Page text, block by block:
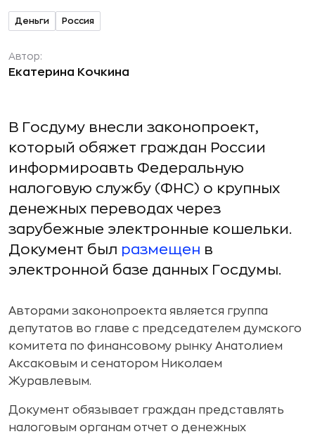
Деньги Россия
Автор:
Екатерина Кочкина
В Госдуму внесли законопроект,
который обяжет граждан России
информироавть Федеральную
налоговую службу (ФНС) о крупных
денежных переводах через
зарубежные электронные кошельки.
Документ был размещен в
электронной базе данных Госдумы.
Авторами законопроекта является группа
депутатов во главе с председателем думского
комитета по финансовому рынку Анатолием
Аксаковым и сенатором Николаем
Журавлевым.
Документ обязывает граждан представлять
налоговым органам отчет о денежных